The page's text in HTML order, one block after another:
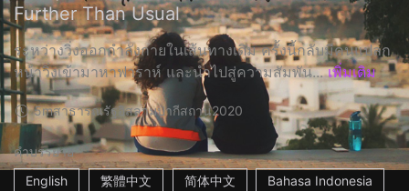
Further Than Usual
ระหว่างวิ่งออกกำลังกายในเส้นทางเดิม ครั้งนี้กลับมีคนแปลก
หน้าวิ่งเข้ามาหาฟาราห์ และนำไปสู่ความสัมพัน... เพิ่มเติม
5mสาธารณรัฐอิสลามปากีสถาน2020
คำบรรยาย
English
繁體中文 简体中文 Bahasa Indonesia